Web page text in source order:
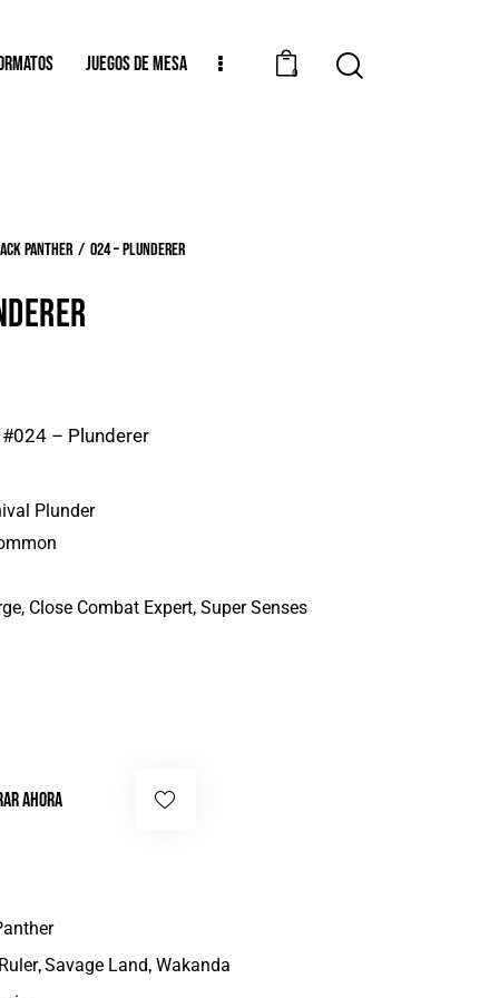
JUEGOS DE MESA 0
Panther 024 – Plunderer
– Plunderer
Plunder
Close Combat Expert, Super Senses
AHORA
Ruler,Savage Land, Wakanda